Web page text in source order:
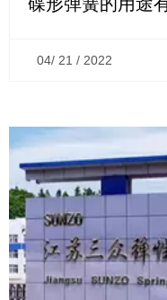
04/ 21 / 2022